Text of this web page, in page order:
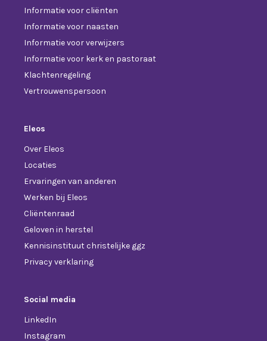
Informatie voor cliënten
Informatie voor naasten
Informatie voor verwijzers
Informatie voor kerk en pastoraat
Klachtenregeling
Vertrouwenspersoon
Eleos
Over Eleos
Locaties
Ervaringen van anderen
Werken bij Eleos
Cliëntenraad
Geloven in herstel
Kennisinstituut christelijke ggz
Privacy verklaring
Social media
LinkedIn
Instagram